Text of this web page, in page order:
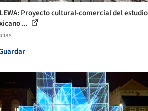
Proyecto cultural-comercial del estudio
...